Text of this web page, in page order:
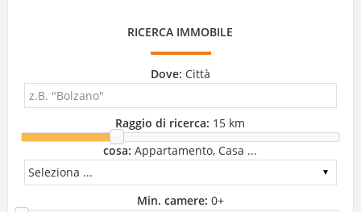
RICERCA IMMOBILE
Dove: Città
Raggio di ricerca: 15 km
cosa: Appartamento, Casa ...
Min. camere: 0+